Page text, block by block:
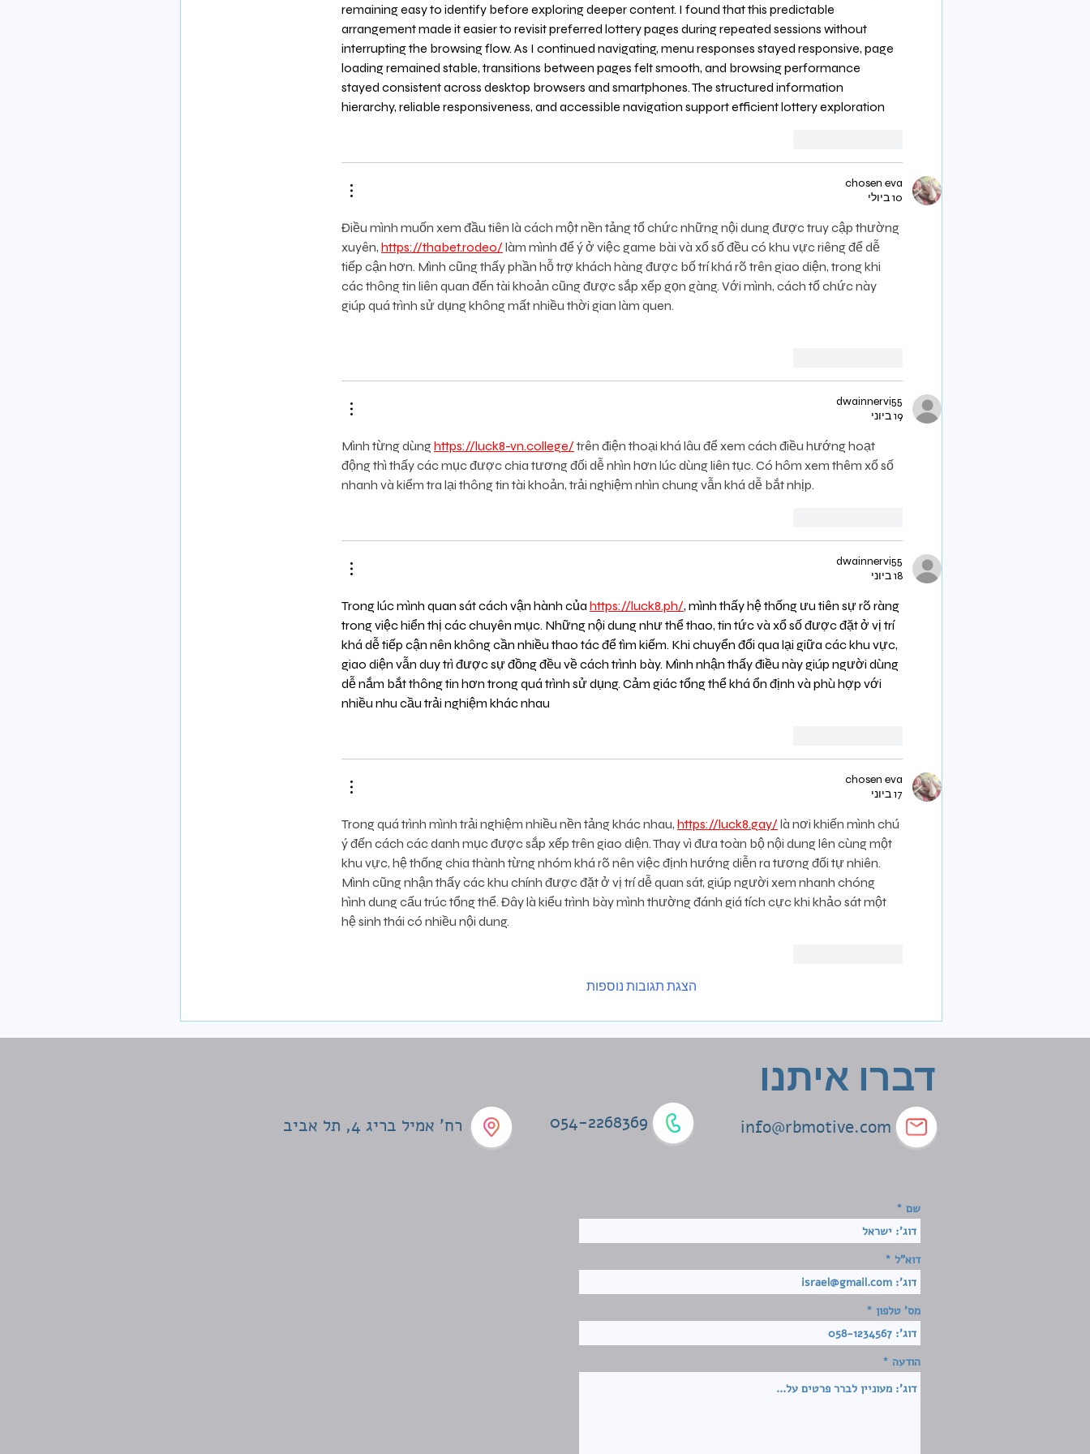
remaining easy to identify before exploring deeper content. I found that this predictable
arrangement made it easier to revisit preferred lottery pages during repeated sessions without
interrupting the browsing flow. As I continued navigating, menu responses stayed responsive, page
loading remained stable, transitions between pages felt smooth, and browsing performance
stayed consistent across desktop browsers and smartphones. The structured information
hierarchy, reliable responsiveness, and accessible navigation support efficient lottery exploration
chosen eva
10 ביולי
Điều mình muốn xem đầu tiên là cách một nền tảng tổ chức những nội dung được truy cập thường
xuyên, https://thabet.rodeo/ làm mình để ý ở việc game bài và xổ số đều có khu vực riêng để dễ
tiếp cận hơn. Mình cũng thấy phần hỗ trợ khách hàng được bố trí khá rõ trên giao diện, trong khi
các thông tin liên quan đến tài khoản cũng được sắp xếp gọn gàng. Với mình, cách tổ chức này
giúp quá trình sử dụng không mất nhiều thời gian làm quen.
dwainnervi55
19 ביוני
Mình từng dùng https://luck8-vn.college/ trên điện thoại khá lâu để xem cách điều hướng hoạt
động thì thấy các mục được chia tương đối dễ nhìn hơn lúc dùng liên tục. Có hôm xem thêm xổ số
nhanh và kiểm tra lại thông tin tài khoản, trải nghiệm nhìn chung vẫn khá dễ bắt nhịp.
dwainnervi55
18 ביוני
Trong lúc mình quan sát cách vận hành của https://luck8.ph/, mình thấy hệ thống ưu tiên sự rõ ràng
trong việc hiển thị các chuyên mục. Những nội dung như thể thao, tin tức và xổ số được đặt ở vị trí
khá dễ tiếp cận nên không cần nhiều thao tác để tìm kiếm. Khi chuyển đổi qua lại giữa các khu vực,
giao diện vẫn duy trì được sự đồng đều về cách trình bày. Mình nhận thấy điều này giúp người dùng
dễ nắm bắt thông tin hơn trong quá trình sử dụng. Cảm giác tổng thể khá ổn định và phù hợp với
nhiều nhu cầu trải nghiệm khác nhau
chosen eva
17 ביוני
Trong quá trình mình trải nghiệm nhiều nền tảng khác nhau, https://luck8.gay/ là nơi khiến mình chú
ý đến cách các danh mục được sắp xếp trên giao diện. Thay vì đưa toàn bộ nội dung lên cùng một
khu vực, hệ thống chia thành từng nhóm khá rõ nên việc định hướng diễn ra tương đối tự nhiên.
Mình cũng nhận thấy các khu chính được đặt ở vị trí dễ quan sát, giúp người xem nhanh chóng
hình dung cấu trúc tổng thể. Đây là kiểu trình bày mình thường đánh giá tích cực khi khảo sát một
hệ sinh thái có nhiều nội dung.
הצגת תגובות נוספות
דברו איתנו
info@rbmotive.com
054-2268369 רח' אמיל בריג 4, תל אביב
שם
דוא"ל
מס' טלפון
הודעה